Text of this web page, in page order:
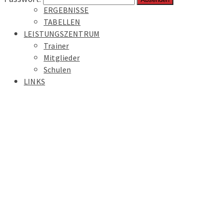
ERGEBNISSE
TABELLEN
LEISTUNGSZENTRUM
Trainer
Mitglieder
Schulen
LINKS